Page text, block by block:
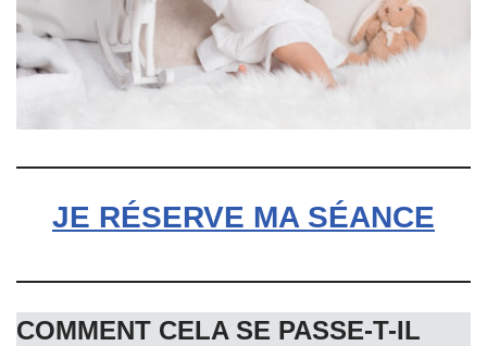
JE RÉSERVE MA SÉANCE
COMMENT CELA SE PASSE-T-IL